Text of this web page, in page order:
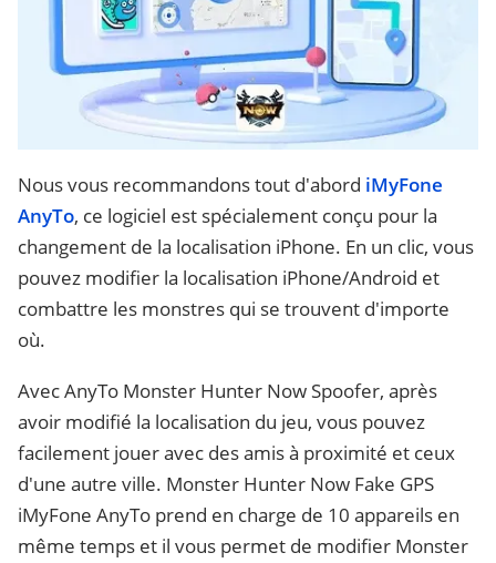
Nous vous recommandons tout d'abord iMyFone
AnyTo, ce logiciel est spécialement conçu pour la
changement de la localisation iPhone. En un clic, vous
pouvez modifier la localisation iPhone/Android et
combattre les monstres qui se trouvent d'importe
où.
Avec AnyTo Monster Hunter Now Spoofer, après
avoir modifié la localisation du jeu, vous pouvez
facilement jouer avec des amis à proximité et ceux
d'une autre ville. Monster Hunter Now Fake GPS
iMyFone AnyTo prend en charge de 10 appareils en
même temps et il vous permet de modifier Monster